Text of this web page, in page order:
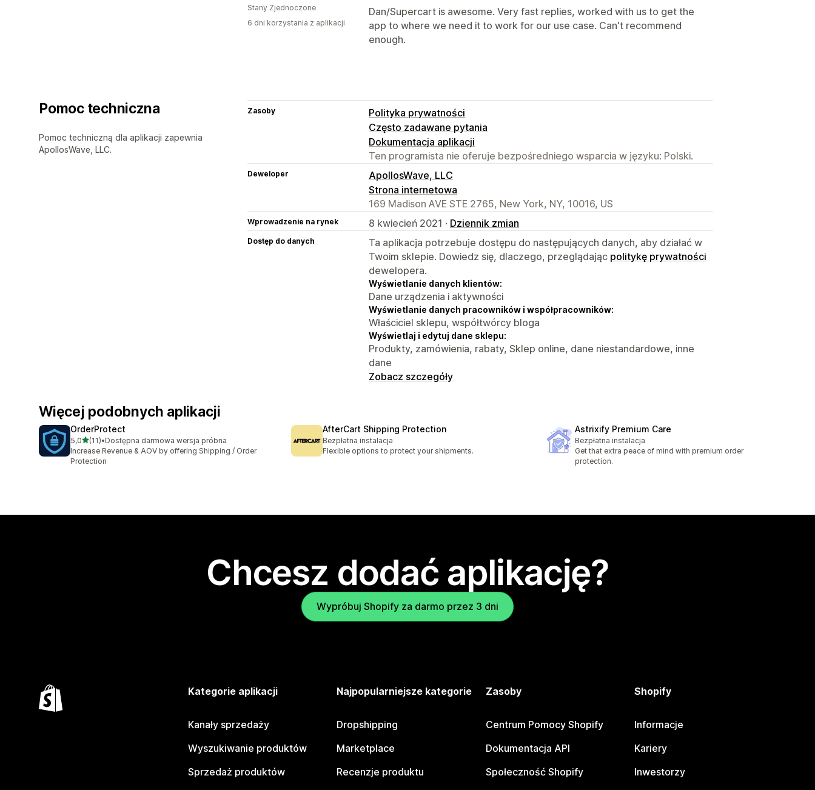
Dan/Supercart is awesome. Very fast replies, worked with us to get the
app to where we need it to work for our use case. Can't recommend
enough.
Stany Zjednoczone
6 dni korzystania z aplikacji
Pomoc techniczna
Pomoc techniczną dla aplikacji zapewnia
ApollosWave, LLC.
Zasoby
Polityka prywatności
Często zadawane pytania
Dokumentacja aplikacji
Ten programista nie oferuje bezpośredniego wsparcia w języku: Polski.
Deweloper
ApollosWave, LLC
Strona internetowa
169 Madison AVE STE 2765, New York, NY, 10016, US
Wprowadzenie na rynek 8 kwiecień 2021 · Dziennik zmian
Dostęp do danych
Ta aplikacja potrzebuje dostępu do następujących danych, aby działać w
Twoim sklepie. Dowiedz się, dlaczego, przeglądając politykę prywatności
dewelopera.
Wyświetlanie danych klientów:
Dane urządzenia i aktywności
Wyświetlanie danych pracowników i współpracowników:
Właściciel sklepu, współtwórcy bloga
Wyświetlaj i edytuj dane sklepu:
Produkty, zamówienia, rabaty, Sklep online, dane niestandardowe, inne
dane
Zobacz szczegóły
Więcej podobnych aplikacji
OrderProtect
5,0na 5 gwiazdek
(11)
Łączna liczba recenzji: 11
•Dostępna darmowa wersja próbna
Increase Revenue & AOV by offering Shipping / Order
Protection
AfterCart Shipping Protection
Bezpłatna instalacja
Flexible options to protect your shipments.
Astrixify Premium Care
Bezpłatna instalacja
Get that extra peace of mind with premium order
protection.
Chcesz dodać aplikację?
Wypróbuj Shopify za darmo przez 3 dni
Kategorie aplikacji
Kanały sprzedaży
Wyszukiwanie produktów
Sprzedaż produktów
Najpopularniejsze kategorie
Dropshipping
Marketplace
Recenzje produktu
Zasoby
Centrum Pomocy Shopify
Dokumentacja API
Społeczność Shopify
Shopify
Informacje
Kariery
Inwestorzy